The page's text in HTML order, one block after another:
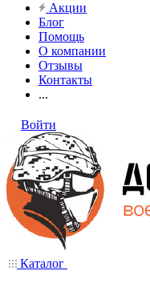
Акции
Блог
Помощь
О компании
Отзывы
Контакты
...
Войти
Каталог